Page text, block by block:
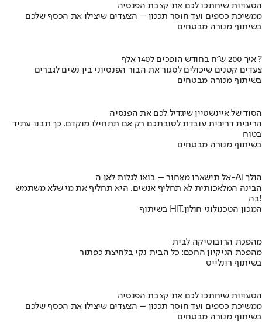
הטעויות שיחתכו לכם את קצבת הפנסיה
ממשיכת כספים ועד חוסר תכנון – הצעדים שיצילו את הכסף שלכם
בשיתוף מנורה מבטחים
איך 200 ש"ח בחודש הופכים ל140 אלף ?
צעדים קטנים שיכולים לסגור את הבור הפנסיוני בין נשים לגברים
בשיתוף מנורה מבטחים
הסוד של איינשטיין שיגדיל לכם את הפנסיה
הריבית דריבית עובדת לטובתכם רק אם תתחילו מוקדם. כך תבנו עתיד
בטוח
בשיתוף מנורה מבטחים
אל תישארו מאחור – בואו לגלות לאן ה-AI הולך
הבינה המלאכותית לא תחליף אנשים, היא תחליף את מי שלא משתמש
בה!
בשיתוף HIT,המכון הטכנולוגי חולון
מהפכת הרובוטיקה לבית
מהפכת הניקיון החכם: כל הבית נקי בלחיצת כפתור
בשיתוף רונלייט
הטעויות שיחתכו לכם את קצבת הפנסיה
ממשיכת כספים ועד חוסר תכנון – הצעדים שיצילו את הכסף שלכם
בשיתוף מנורה מבטחים